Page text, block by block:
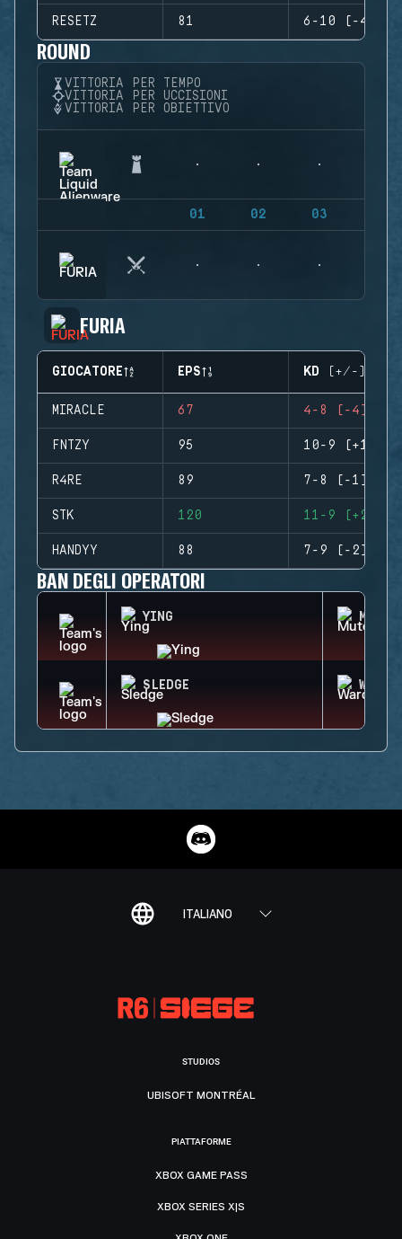
RESETZ 81 6-10 (-4)
ROUND
VITTORIA PER TEMPO
VITTORIA PER UCCISIONI
VITTORIA PER OBIETTIVO
01 02 03
FURIA
GIOCATORE EPS KD (+/-)
MIRACLE 67 4-8 (-4)
FNTZY 95 10-9 (+1)
R4RE 89 7-8 (-1)
STK 120 11-9 (+2)
HANDYY 88 7-9 (-2)
BAN DEGLI OPERATORI
YING MUTE
SLEDGE
ITALIANO
STUDIOS
UBISOFT MONTRÉAL
PIATTAFORME
XBOX GAME PASS
XBOX SERIES X|S